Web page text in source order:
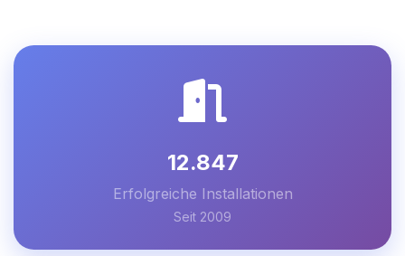
12.847
Erfolgreiche Installationen
Seit 2009